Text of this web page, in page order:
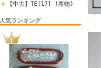
【中古】TE(17) (厚物)
人気ランキング